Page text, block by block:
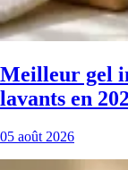
Meilleur gel
lavants en
05 août 2026